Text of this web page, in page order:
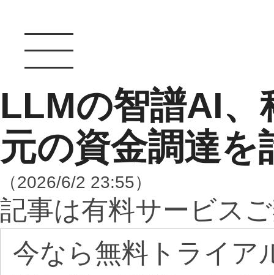
LLMの智譜AI、
元の資金調達を
（2026/6/2 23:55）
記事は有料サービス
今なら無料トライア